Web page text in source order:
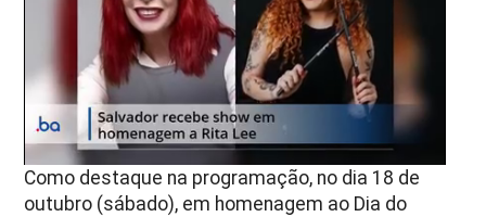
Como destaque na programação, no dia 18 de
outubro (sábado), em homenagem ao Dia do